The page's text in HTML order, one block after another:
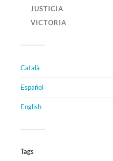
JUSTICIA
VICTORIA
Català
Español
English
Tags